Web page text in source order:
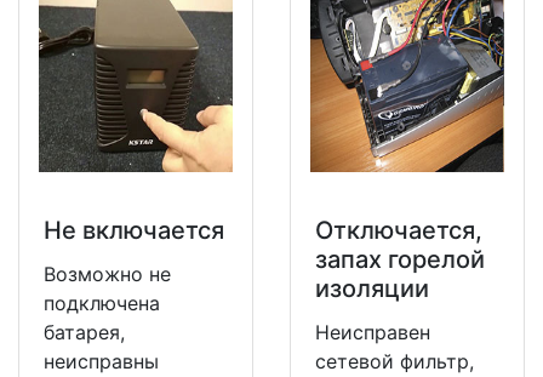
Не включается
Возможно не
подключена
батарея,
неисправны
Отключается,
запах горелой
изоляции
Неисправен
сетевой фильтр,